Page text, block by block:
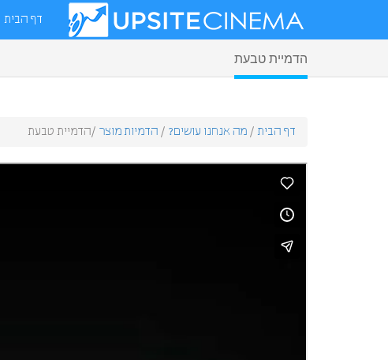
דף הבית
הדמיית טבעת
דף הבית / מה אנחנו עושים? / הדמיות מוצר / הדמיית טבעת